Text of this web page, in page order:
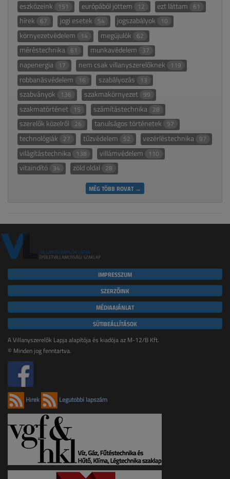
eszközeink 151 európából jöttem 12 ezt láttam 61
hírek 67 jogi esetek 54 jogszabályok 10
környezetvédelem 14 megújulók 62
méréstechnika 61 munkavédelem 37
napenergia 17 nem csak villanyszerelőknek 119
robbanásvédelem 16 szabályozás 13
szabványok 136 szakmakörnyezet 99
szakmatörténet 15 számítástechnika 28
szerelők közelről 26 tanulságos történetek 97
technológiák 27 tűzvédelem 52 vezérléstechnika 97
világítástechnika 138 villámvédelem 110
vitaindító 34 zöld oldal 28
MÉG TÖBB ROVAT →
IMPRESSZUM
SZERZŐINK
MÉDIAAJÁNLAT
SÜTIBEÁLLÍTÁSOK
A Villanyszerelők Lapja alapítója és kiadója az M-12/B Kft.
© Minden jog fenntartva.
Hírek Legutóbbi lapszám